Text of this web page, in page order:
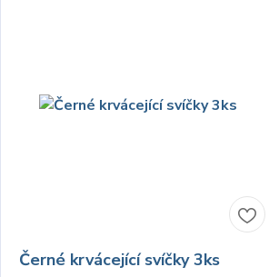
Černé krvácející svíčky 3ks